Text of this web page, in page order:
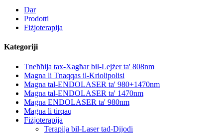
Dar
Prodotti
Fiżjoterapija
Kategoriji
Tneħħija tax-Xagħar bil-Lejżer ta' 808nm
Magna li Tnaqqas il-Kriolipolisi
Magna tal-ENDOLASER ta' 980+1470nm
Magna tal-ENDOLASER ta' 1470nm
Magna ENDOLASER ta' 980nm
Magna li tirqaq
Fiżjoterapija
Terapija bil-Laser tad-Dijodi